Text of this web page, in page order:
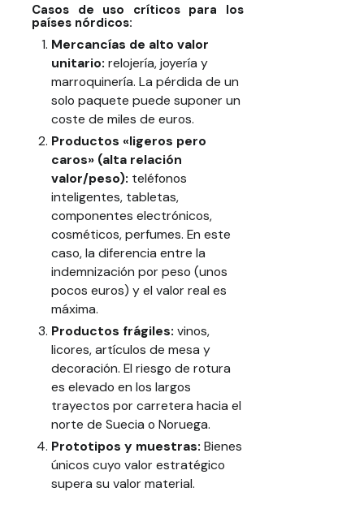
Casos de uso críticos para los
países nórdicos:
Mercancías de alto valor
unitario: relojería, joyería y
marroquinería. La pérdida de un
solo paquete puede suponer un
coste de miles de euros.
Productos «ligeros pero
caros» (alta relación
valor/peso): teléfonos
inteligentes, tabletas,
componentes electrónicos,
cosméticos, perfumes. En este
caso, la diferencia entre la
indemnización por peso (unos
pocos euros) y el valor real es
máxima.
Productos frágiles: vinos,
licores, artículos de mesa y
decoración. El riesgo de rotura
es elevado en los largos
trayectos por carretera hacia el
norte de Suecia o Noruega.
Prototipos y muestras: Bienes
únicos cuyo valor estratégico
supera su valor material.